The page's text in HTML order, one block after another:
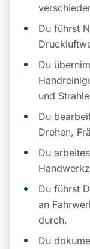
Du führst
Du
und
Du
Drehen,
Du
Du führst
an
durch.
Du